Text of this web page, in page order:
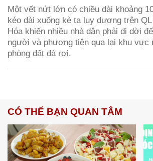
Một vết nứt lớn có chiều dài khoảng
kéo dài xuống kè ta luy dương trên
Hóa khiến nhiều nhà dân phải di dời
người và phương tiện qua lại khu vực
phòng đất đá rơi.
CÓ THỂ BẠN QUAN TÂM